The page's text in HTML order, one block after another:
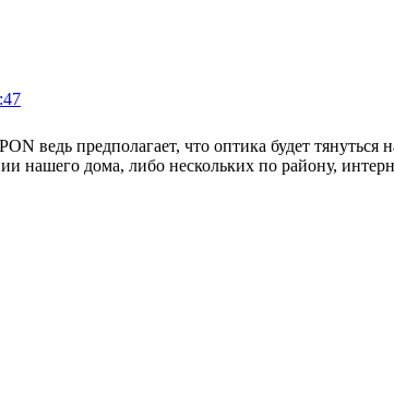
ведь предполагает, что оптика будет
нашего дома, либо нескольких по району,